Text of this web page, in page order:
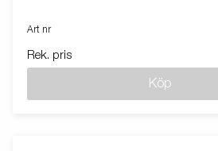
Art nr
Rek. pris
Köp